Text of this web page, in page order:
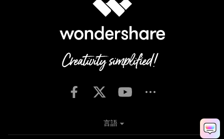
言語